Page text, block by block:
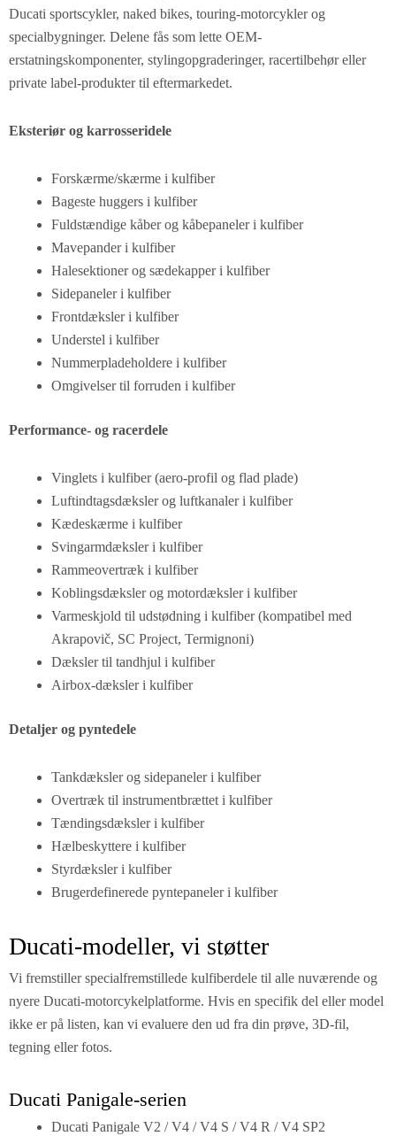
Ducati sportscykler, naked bikes, touring-motorcykler og
specialbygninger. Delene fås som lette OEM-
erstatningskomponenter, stylingopgraderinger, racertilbehør eller
private label-produkter til eftermarkedet.
Eksteriør og karrosseridele
Forskærme/skærme i kulfiber
Bageste huggers i kulfiber
Fuldstændige kåber og kåbepaneler i kulfiber
Mavepander i kulfiber
Halesektioner og sædekapper i kulfiber
Sidepaneler i kulfiber
Frontdæksler i kulfiber
Understel i kulfiber
Nummerpladeholdere i kulfiber
Omgivelser til forruden i kulfiber
Performance- og racerdele
Vinglets i kulfiber (aero-profil og flad plade)
Luftindtagsdæksler og luftkanaler i kulfiber
Kædeskærme i kulfiber
Svingarmdæksler i kulfiber
Rammeovertræk i kulfiber
Koblingsdæksler og motordæksler i kulfiber
Varmeskjold til udstødning i kulfiber (kompatibel med
Akrapovič, SC Project, Termignoni)
Dæksler til tandhjul i kulfiber
Airbox-dæksler i kulfiber
Detaljer og pyntedele
Tankdæksler og sidepaneler i kulfiber
Overtræk til instrumentbrættet i kulfiber
Tændingsdæksler i kulfiber
Hælbeskyttere i kulfiber
Styrdæksler i kulfiber
Brugerdefinerede pyntepaneler i kulfiber
Ducati-modeller, vi støtter
Vi fremstiller specialfremstillede kulfiberdele til alle nuværende og
nyere Ducati-motorcykelplatforme. Hvis en specifik del eller model
ikke er på listen, kan vi evaluere den ud fra din prøve, 3D-fil,
tegning eller fotos.
Ducati Panigale-serien
Ducati Panigale V2 / V4 / V4 S / V4 R / V4 SP2